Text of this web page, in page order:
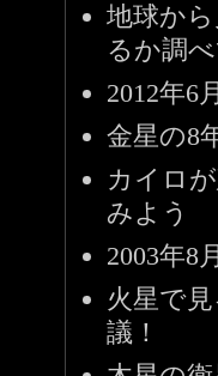
地球か
るか調
2012年6
金星の8
カイロ
みよう
2003年8
火星で
議！